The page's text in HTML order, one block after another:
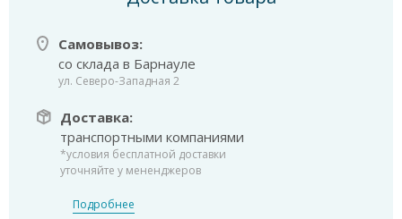
Самовывоз:
со склада в Барнауле
ул. Северо-Западная 2
Доставка:
транспортными компаниями
*условия бесплатной доставки
уточняйте у мененджеров
Подробнее